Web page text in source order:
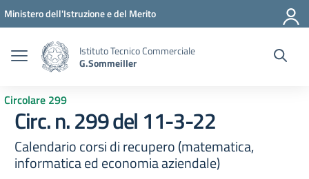
Vai ai contenuti
Vai al menu di navigazione
Vai al footer
Ministero dell'Istruzione e del Merito
Istituto Tecnico Commerciale
G.Sommeiller
Circolare 299
Circ. n. 299 del 11-3-22
Calendario corsi di recupero (matematica,
informatica ed economia aziendale)